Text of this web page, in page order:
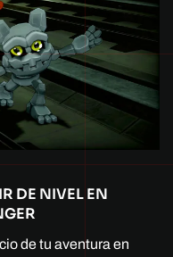
DE NIVEL EN
de tu aventura en